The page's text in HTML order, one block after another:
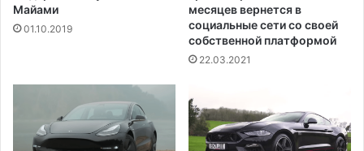
л
д
Майами
01.10.2019
месяцев вернется в
социальные сети со своей
собственной платформой
22.03.2021